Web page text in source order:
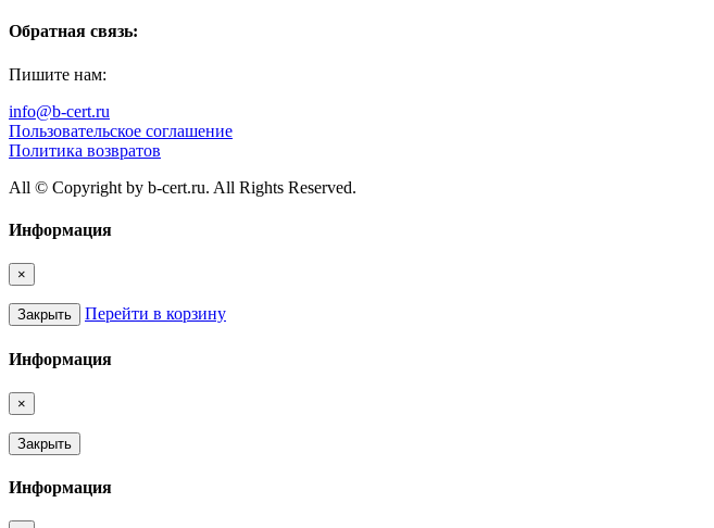
Обратная связь:
Пишите нам:
info@b-cert.ru
Пользовательское соглашение
Политика возвратов
All © Copyright by b-cert.ru. All Rights Reserved.
Информация
×
Закрыть Перейти в корзину
Информация
×
Закрыть
Информация